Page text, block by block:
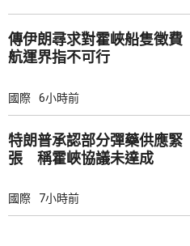
傳伊朗尋求對霍峽船隻徵費
航運界指不可行
國際 6小時前
特朗普承認部分彈藥供應緊
張 稱霍峽協議未達成
國際 7小時前